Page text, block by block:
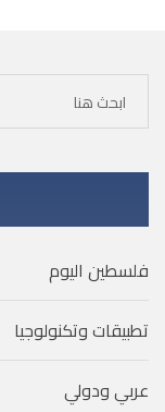
فلسطين اليوم
تطبيقات وتكنولوجيا
عربي ودولي